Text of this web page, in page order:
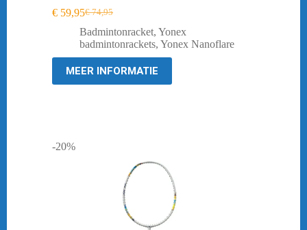
€74,95
Oorspronkelijke
prijs
was:
€ 59,95Huidige
prijs
is:
Badmintonracket, Yonex
badmintonrackets, Yonex Nanoflare
MEER INFORMATIE
-20%